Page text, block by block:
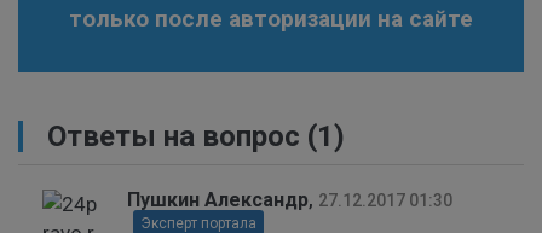
только после авторизации на сайте
Ответы на вопрос (1)
Пушкин Александр, 27.12.2017 01:30
Эксперт портала